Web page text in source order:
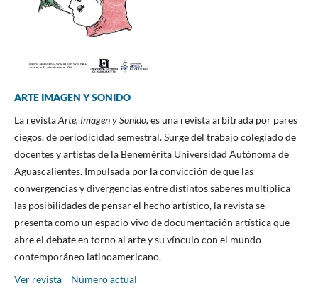
ARTE IMAGEN Y SONIDO
La revistaArte, Imagen y Sonido, es una revista arbitrada por pares
ciegos, de periodicidad semestral. Surge del trabajo colegiado de
docentes y artistas de la Benemérita Universidad Autónoma de
Aguascalientes. Impulsada por la convicción de que las
convergencias y divergencias entre distintos saberes multiplica
las posibilidades de pensar el hecho artístico, la revista se
presenta como un espacio vivo de documentación artística que
abre el debate en torno al arte y su vínculo con el mundo
contemporáneo latinoamericano.
Ver revista
Número actual